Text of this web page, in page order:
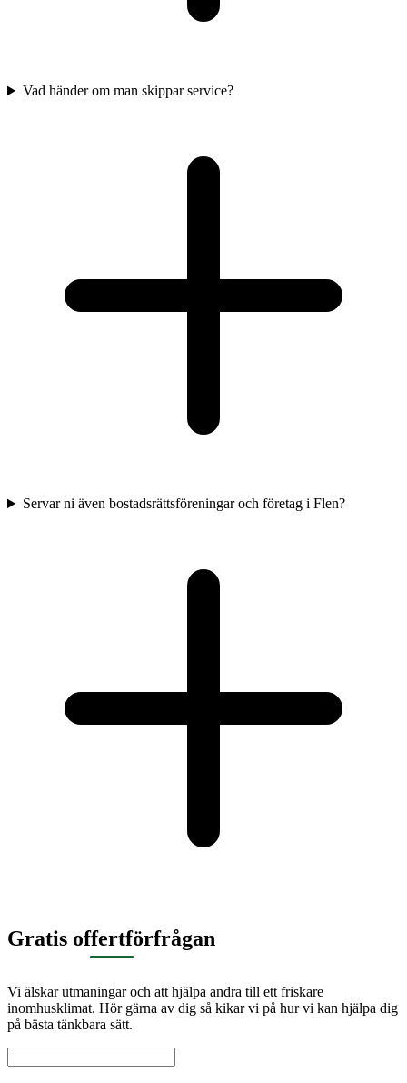
Vad händer om man skippar service?
Servar ni även bostadsrättsföreningar och företag i Flen?
Gratis offertförfrågan
Vi älskar utmaningar och att hjälpa andra till ett friskare
inomhusklimat. Hör gärna av dig så kikar vi på hur vi kan hjälpa dig
på bästa tänkbara sätt.